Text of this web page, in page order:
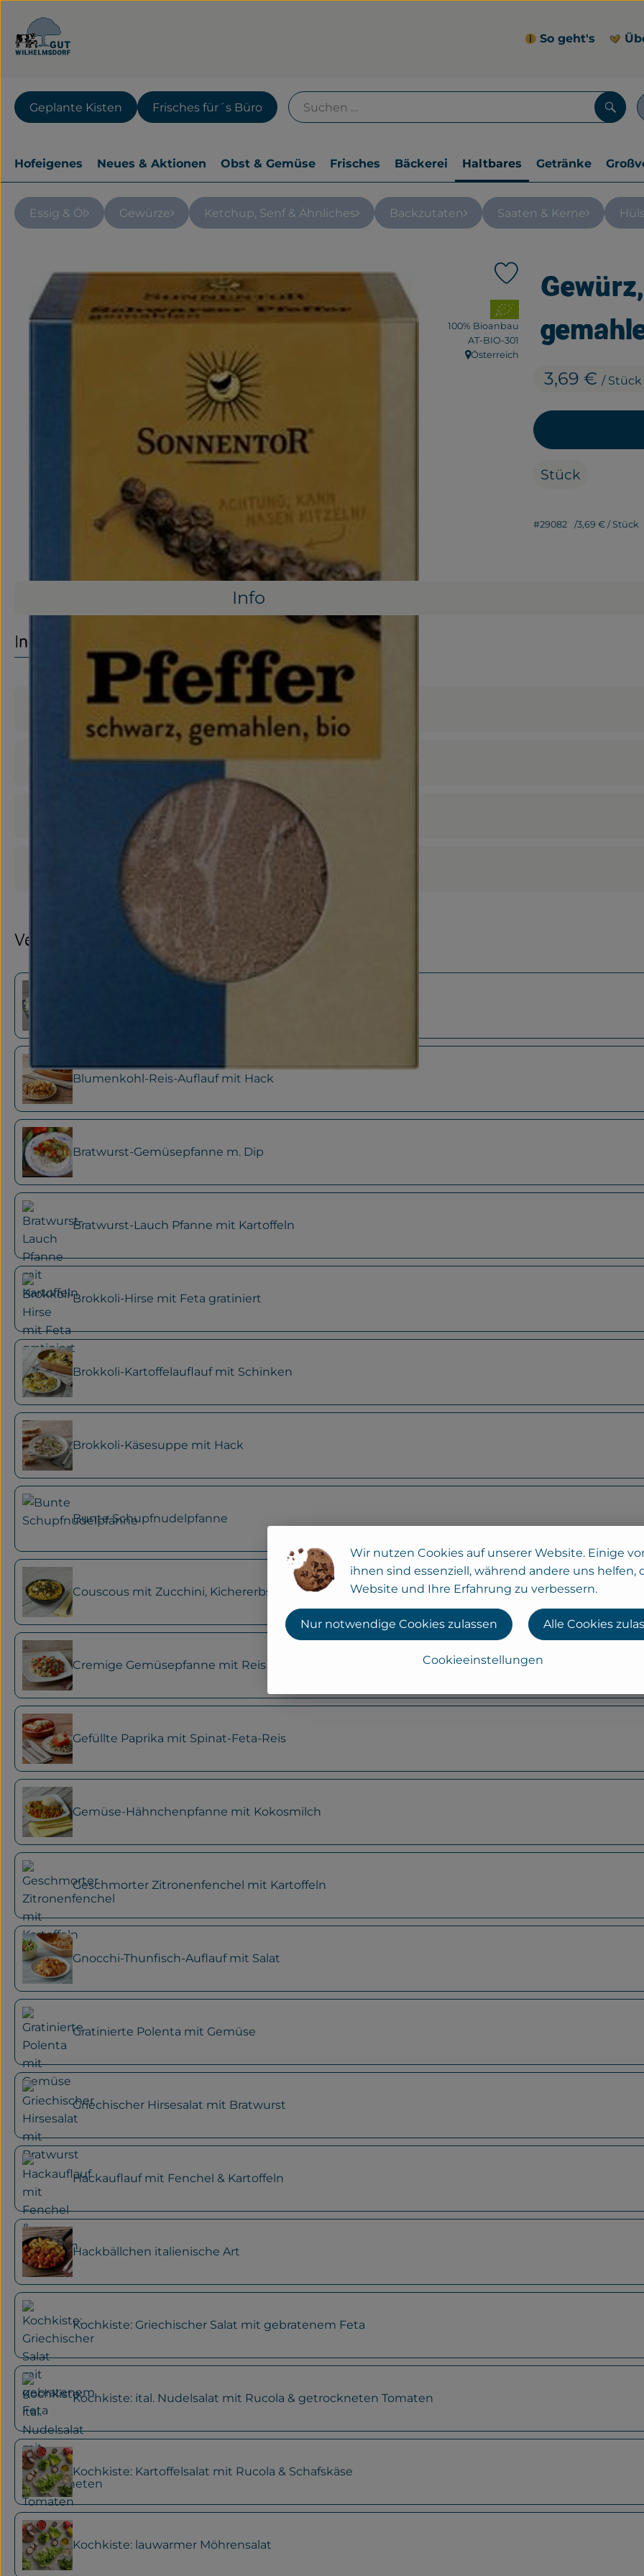
So geht's
Geplante Kisten Frisches für´s Büro
Hofeigenes Neues & Aktionen Obst & Gemüse Frisches Bäckerei Haltbares Getränke
Essig & Öl Gewürze Ketchup, Senf & Ähnliches Backzutaten Saaten & Kerne
3,69 € / Stück
Produkt zu Favouriten
, Verband:
100% Bioanbau
, Kontrollstelle:
AT-BIO-301
, Herkunft:
Österreich
Stück
#29082 3,69 € / Stück
Info
Info
Produktinformationen
Zutaten
Produktdatenblatt
Verwendet oder empfohlen bei
Blumenkohl-Reis-Auflauf mit Hack
Bratwurst-Gemüsepfanne m. Dip
Bratwurst-Lauch Pfanne mit Kartoffeln
Brokkoli-Hirse mit Feta gratiniert
Brokkoli-Kartoffelauflauf mit Schinken
Brokkoli-Käsesuppe mit Hack
Bunte Schupfnudelpfanne
Couscous mit Zucchini, Kichererbsen und Spinat
Cremige Gemüsepfanne mit Reis
Gefüllte Paprika mit Spinat-Feta-Reis
Gemüse-Hähnchenpfanne mit Kokosmilch
Geschmorter Zitronenfenchel mit Kartoffeln
Gnocchi-Thunfisch-Auflauf mit Salat
Gratinierte Polenta mit Gemüse
Griechischer Hirsesalat mit Bratwurst
Hackauflauf mit Fenchel & Kartoffeln
Hackbällchen italienische Art
Kochkiste: Griechischer Salat mit gebratenem Feta
Kochkiste: ital. Nudelsalat mit Rucola & getrockneten Tomaten
Kochkiste: Kartoffelsalat mit Rucola & Schafskäse
Kochkiste: lauwarmer Möhrensalat
Wir nutzen Cookies auf unserer Website. Einige
ihnen sind essenziell, während andere uns helfen,
Website und Ihre Erfahrung zu verbessern.
Cookieeinstellungen
Nur notwendige Cookies zulassen Alle Cookies